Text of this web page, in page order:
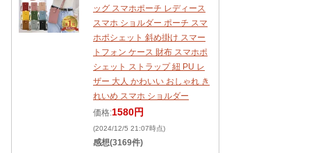
ッグ スマホポーチ レディース
スマホ ショルダー ポーチ スマ
ホポシェット 斜め掛け スマー
トフォン ケース 財布 スマホポ
シェット ストラップ 紐 PU レ
ザー 大人 かわいい おしゃれ き
れいめ スマホ ショルダー
価格:1580円
(2024/12/5 21:07時点)
感想(3169件)